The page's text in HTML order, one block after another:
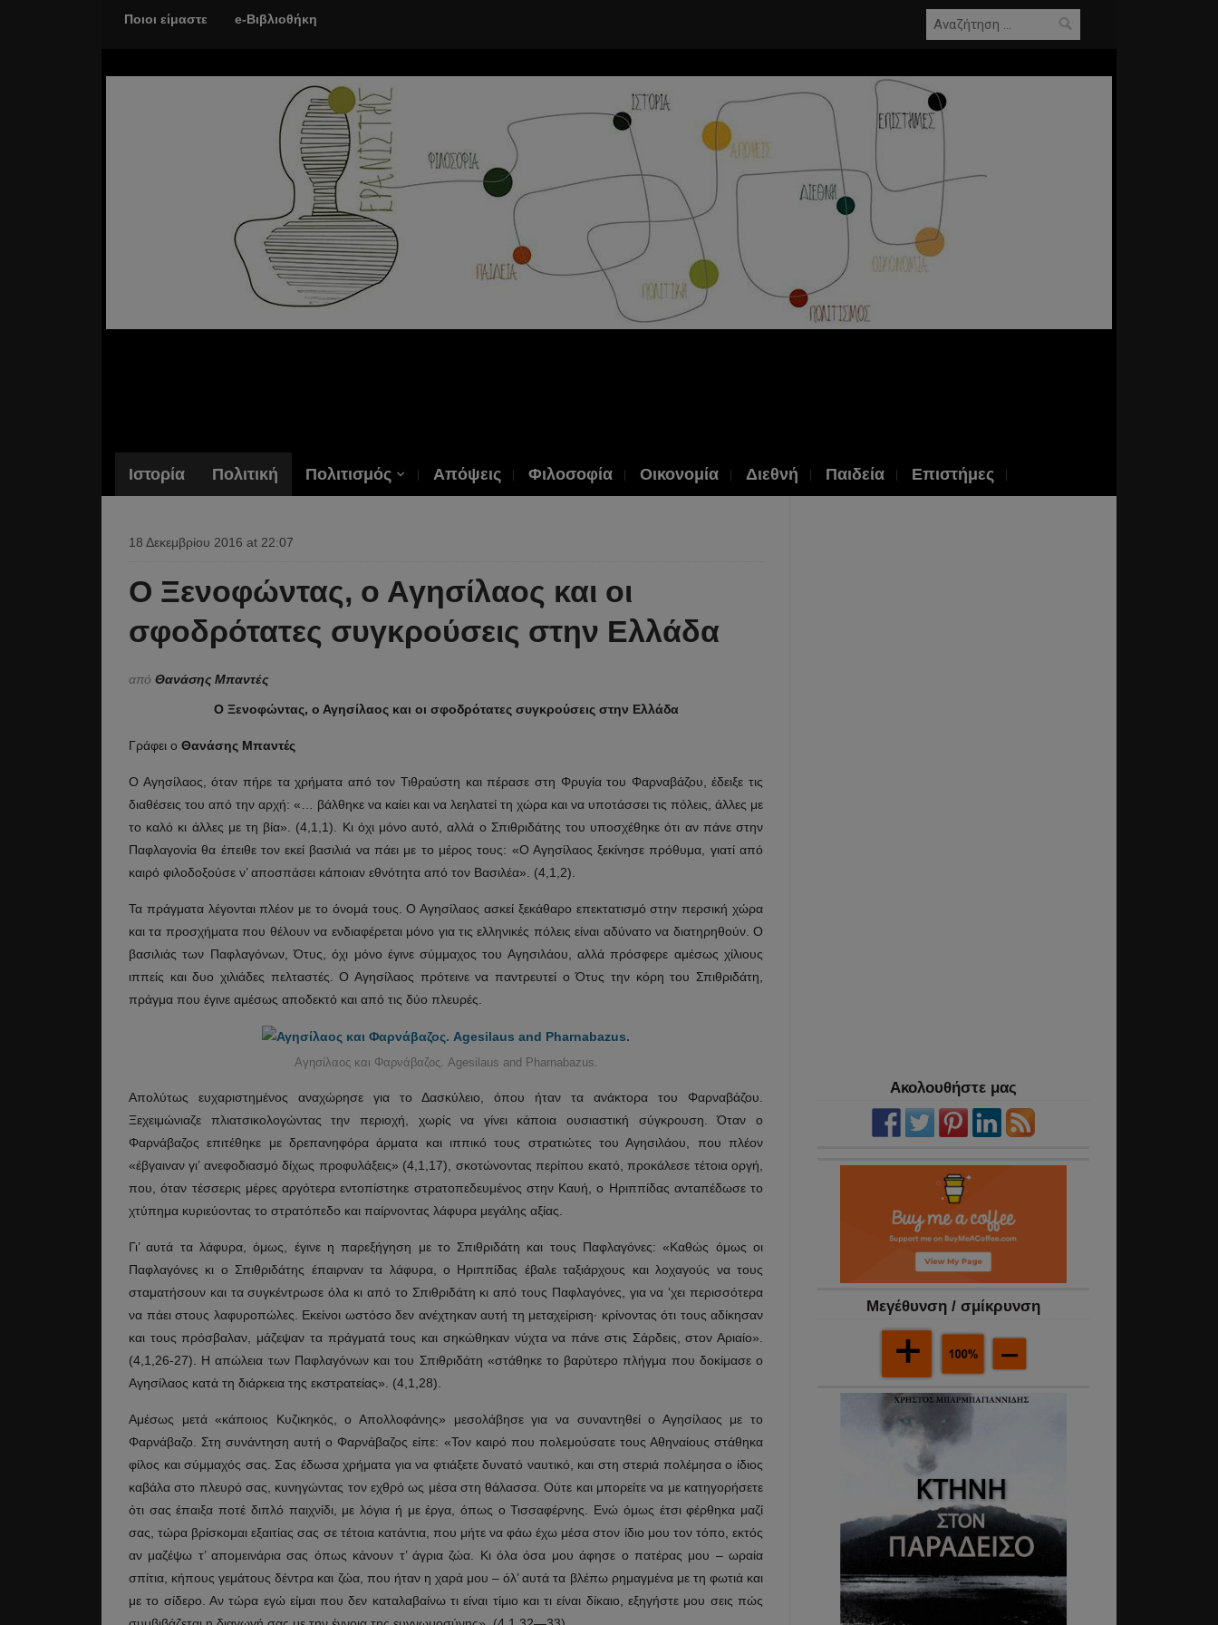
Ποιοι είμαστε e-Βιβλιοθήκη
Αναζήτηση
για:
Ιστορία Πολιτική Πολιτισμός Απόψεις Φιλοσοφία Οικονομία Διεθνή Παιδεία Επιστήμες
18 Δεκεμβρίου 2016 at 22:07
Ο Ξενοφώντας, ο Αγησίλαος και οι
σφοδρότατες συγκρούσεις στην Ελλάδα
από Θανάσης Μπαντές
Ο Ξενοφώντας, ο Αγησίλαος και οι σφοδρότατες συγκρούσεις στην Ελλάδα
Γράφει ο Θανάσης Μπαντές
Ο Αγησίλαος, όταν πήρε τα χρήματα από τον Τιθραύστη και πέρασε στη Φρυγία του Φαρναβάζου, έδειξε τις
διαθέσεις του από την αρχή: «… βάλθηκε να καίει και να λεηλατεί τη χώρα και να υποτάσσει τις πόλεις, άλλες με
το καλό κι άλλες με τη βία». (4,1,1). Κι όχι μόνο αυτό, αλλά ο Σπιθριδάτης του υποσχέθηκε ότι αν πάνε στην
Παφλαγονία θα έπειθε τον εκεί βασιλιά να πάει με το μέρος τους: «Ο Αγησίλαος ξεκίνησε πρόθυμα, γιατί από
καιρό φιλοδοξούσε ν’ αποσπάσει κάποιαν εθνότητα από τον Βασιλέα». (4,1,2).
Τα πράγματα λέγονται πλέον με το όνομά τους. Ο Αγησίλαος ασκεί ξεκάθαρο επεκτατισμό στην περσική χώρα
και τα προσχήματα που θέλουν να ενδιαφέρεται μόνο για τις ελληνικές πόλεις είναι αδύνατο να διατηρηθούν. Ο
βασιλιάς των Παφλαγόνων, Ότυς, όχι μόνο έγινε σύμμαχος του Αγησιλάου, αλλά πρόσφερε αμέσως χίλιους
ιππείς και δυο χιλιάδες πελταστές. Ο Αγησίλαος πρότεινε να παντρευτεί ο Ότυς την κόρη του Σπιθριδάτη,
πράγμα που έγινε αμέσως αποδεκτό και από τις δύο πλευρές.
Αγησίλαος και Φαρνάβαζος. Agesilaus and Pharnabazus.
Απολύτως ευχαριστημένος αναχώρησε για το Δασκύλειο, όπου ήταν τα ανάκτορα του Φαρναβάζου.
Ξεχειμώνιαζε πλιατσικολογώντας την περιοχή, χωρίς να γίνει κάποια ουσιαστική σύγκρουση. Όταν ο
Φαρνάβαζος επιτέθηκε με δρεπανηφόρα άρματα και ιππικό τους στρατιώτες του Αγησιλάου, που πλέον
«έβγαιναν γι’ ανεφοδιασμό δίχως προφυλάξεις» (4,1,17), σκοτώνοντας περίπου εκατό, προκάλεσε τέτοια οργή,
που, όταν τέσσερις μέρες αργότερα εντοπίστηκε στρατοπεδευμένος στην Καυή, ο Ηριππίδας ανταπέδωσε το
χτύπημα κυριεύοντας το στρατόπεδο και παίρνοντας λάφυρα μεγάλης αξίας.
Γι’ αυτά τα λάφυρα, όμως, έγινε η παρεξήγηση με το Σπιθριδάτη και τους Παφλαγόνες: «Καθώς όμως οι
Παφλαγόνες κι ο Σπιθριδάτης έπαιρναν τα λάφυρα, ο Ηριππίδας έβαλε ταξιάρχους και λοχαγούς να τους
σταματήσουν και τα συγκέντρωσε όλα κι από το Σπιθριδάτη κι από τους Παφλαγόνες, για να ‘χει περισσότερα
να πάει στους λαφυροπώλες. Εκείνοι ωστόσο δεν ανέχτηκαν αυτή τη μεταχείριση· κρίνοντας ότι τους αδίκησαν
και τους πρόσβαλαν, μάζεψαν τα πράγματά τους και σηκώθηκαν νύχτα να πάνε στις Σάρδεις, στον Αριαίο».
(4,1,26-27). Η απώλεια των Παφλαγόνων και του Σπιθριδάτη «στάθηκε το βαρύτερο πλήγμα που δοκίμασε ο
Αγησίλαος κατά τη διάρκεια της εκστρατείας». (4,1,28).
Αμέσως μετά «κάποιος Κυζικηκός, ο Απολλοφάνης» μεσολάβησε για να συναντηθεί ο Αγησίλαος με το
Φαρνάβαζο. Στη συνάντηση αυτή ο Φαρνάβαζος είπε: «Τον καιρό που πολεμούσατε τους Αθηναίους στάθηκα
φίλος και σύμμαχός σας. Σας έδωσα χρήματα για να φτιάξετε δυνατό ναυτικό, και στη στεριά πολέμησα ο ίδιος
καβάλα στο πλευρό σας, κυνηγώντας τον εχθρό ως μέσα στη θάλασσα. Ούτε και μπορείτε να με κατηγορήσετε
ότι σας έπαιξα ποτέ διπλό παιχνίδι, με λόγια ή με έργα, όπως ο Τισσαφέρνης. Ενώ όμως έτσι φέρθηκα μαζί
σας, τώρα βρίσκομαι εξαιτίας σας σε τέτοια κατάντια, που μήτε να φάω έχω μέσα στον ίδιο μου τον τόπο, εκτός
αν μαζέψω τ’ απομεινάρια σας όπως κάνουν τ’ άγρια ζώα. Κι όλα όσα μου άφησε ο πατέρας μου – ωραία
σπίτια, κήπους γεμάτους δέντρα και ζώα, που ήταν η χαρά μου – όλ’ αυτά τα βλέπω ρημαγμένα με τη φωτιά και
με το σίδερο. Αν τώρα εγώ είμαι που δεν καταλαβαίνω τι είναι τίμιο και τι είναι δίκαιο, εξηγήστε μου σεις πώς
Ακολουθήστε μας
Mεγέθυνση / σμίκρυνση